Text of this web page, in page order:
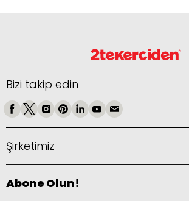
Bizi takip edin
Şirketimiz
Abone Olun!